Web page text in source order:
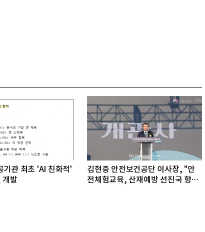
기관 최초 'AI 친화적'
개발
김현중 안전보건공단 이사장, "안
전체험교육, 산재예방 선진국 향한